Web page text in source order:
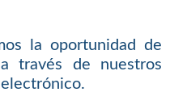
la oportunidad de
través de nuestros